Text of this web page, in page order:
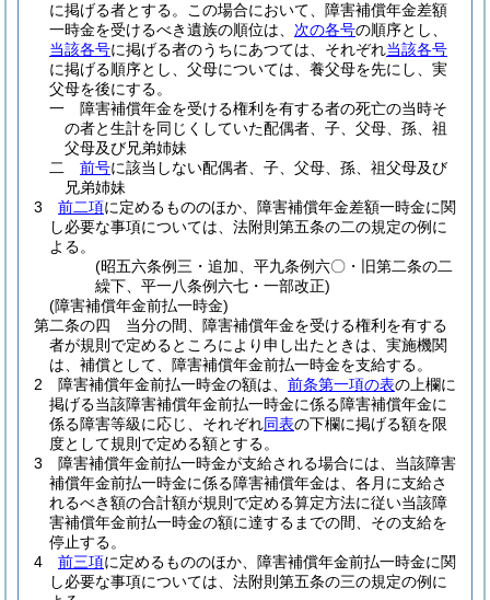
に掲げる者とする。
この場合において、障害補償年金差額
一時金を受けるべき遺族の順位は、 次の各号の順序とし、
当該各号に掲げる者のうちにあつては、それぞれ当該各号
に掲げる順序とし、父母については、養父母を先にし、実
父母を後にする。
一
障害補償年金を受ける権利を有する者の死亡の当時そ
の者と生計を同じくしていた配偶者、子、父母、孫、祖
父母及び兄弟姉妹
二
前号に該当しない配偶者、子、父母、孫、祖父母及び
兄弟姉妹
3
前二項に定めるもののほか、障害補償年金差額一時金に関
し必要な事項については、法附則第五条の二の規定の例に
よる。
(昭五六条例三・追加、平九条例六〇・旧第二条の二
繰下、平一八条例六七・一部改正)
(障害補償年金前払一時金)
第二条の四
当分の間、障害補償年金を受ける権利を有する
者が規則で定めるところにより申し出たときは、実施機関
は、補償として、障害補償年金前払一時金を支給する。
2
障害補償年金前払一時金の額は、 前条第一項の表の上欄に
掲げる当該障害補償年金前払一時金に係る障害補償年金に
係る障害等級に応じ、それぞれ同表の下欄に掲げる額を限
度として規則で定める額とする。
3
障害補償年金前払一時金が支給される場合には、当該障害
補償年金前払一時金に係る障害補償年金は、各月に支給さ
れるべき額の合計額が規則で定める算定方法に従い当該障
害補償年金前払一時金の額に達するまでの間、その支給を
停止する。
4
前三項に定めるもののほか、障害補償年金前払一時金に関
し必要な事項については、法附則第五条の三の規定の例に